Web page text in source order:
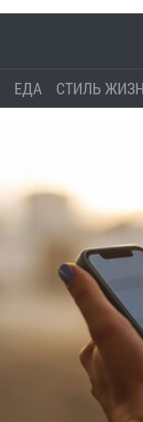
ЕДА СТИЛЬ